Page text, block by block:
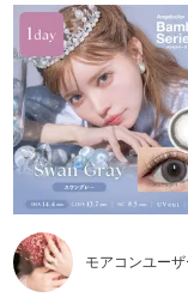
モアコンユー